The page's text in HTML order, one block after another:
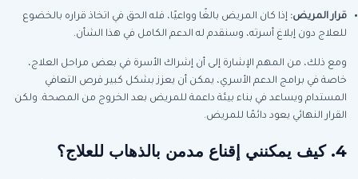
قرار المريض: إذا كان المريض بالغًا وواعيًا، فله الحق في اتخاذ قراره بالخضوع
للعلاج دون إبلاغ أسرته، وسنقدم له الدعم الكامل في هذا الشأن.
ومع ذلك، من المهم الإشارة إلى أن إشراك الأسرة في بعض مراحل العلاج،
خاصة في برامج الدعم الأسري، يمكن أن يعزز بشكل كبير فرص التعافي
المستدام ويساعد في بناء بيئة داعمة للمريض بعد الخروج من المصحة. ولكن
القرار النهائي يعود دائمًا للمريض.
4. كيف يمكنني إقناع مدمن بالذهاب للعلاج؟